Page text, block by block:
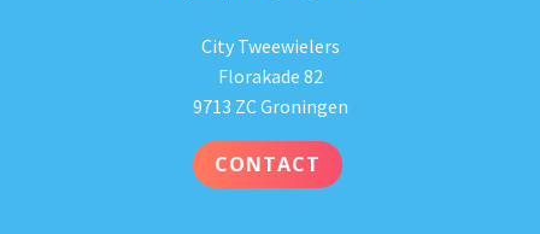
City Tweewielers
Florakade 82
9713 ZC Groningen
CONTACT